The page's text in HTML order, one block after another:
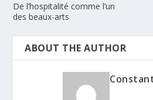
De l’hospitalité comme l’un
des beaux-arts
ABOUT THE AUTHOR